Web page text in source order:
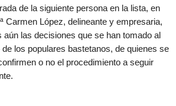
de la siguiente persona en la lista, en
Carmen López, delineante y empresaria,
las decisiones que se han tomado al
los populares bastetanos, de quienes se
o no el procedimiento a seguir